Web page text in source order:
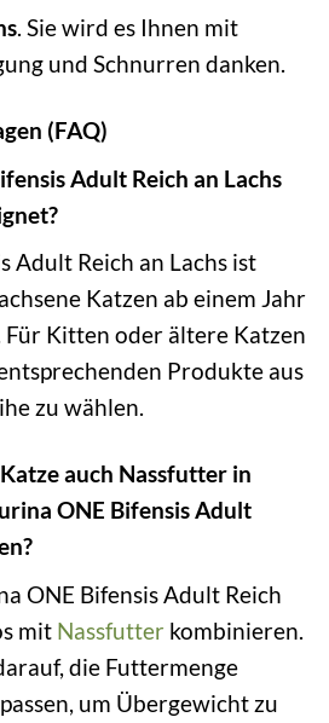
. Sie wird es Ihnen mit
und Schnurren danken.
(FAQ)
Adult Reich an Lachs
Adult Reich an Lachs ist
Katzen ab einem Jahr
Kitten oder ältere Katzen
Produkte aus
zu wählen.
auch Nassfutter in
ONE Bifensis Adult
ONE Bifensis Adult Reich
mit Nassfutter kombinieren.
die Futtermenge
um Übergewicht zu